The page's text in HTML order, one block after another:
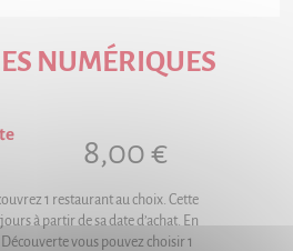
NUMÉRIQUES
8,00 €
1 restaurant au choix. Cette
à partir de sa date d’achat. En
vous pouvez choisir 1